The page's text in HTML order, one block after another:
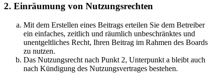
2. Einräumung von Nutzungsrechten
Mit dem Erstellen eines Beitrags erteilen Sie dem Betreiber
ein einfaches, zeitlich und räumlich unbeschränktes und
unentgeltliches Recht, Ihren Beitrag im Rahmen des Boards
zu nutzen.
Das Nutzungsrecht nach Punkt 2, Unterpunkt a bleibt auch
nach Kündigung des Nutzungsvertrages bestehen.